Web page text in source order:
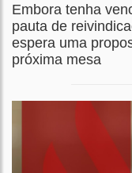
Embora tenha
pauta de
espera uma
próxima mesa